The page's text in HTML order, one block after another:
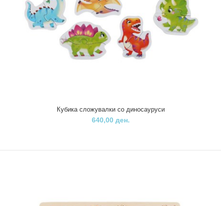
Кубика сложувалки со диносауруси
640,00 ден.